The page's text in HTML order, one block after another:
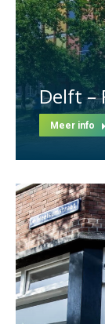
Delft –
Meer info